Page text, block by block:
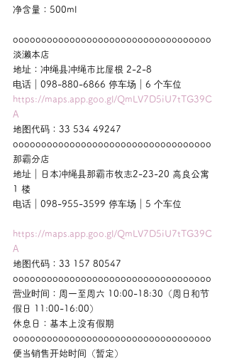
净含量：500ml
ooooooooooooooooooooooooooooooooooo
淡濑本店
地址：冲绳县冲绳市比屋根 2-2-8
电话｜098-880-6866 停车场｜6 个车位
https://maps.app.goo.gl/QmLV7D5iU7tTG39C
A
地图代码：33 534 49247
ooooooooooooooooooooooooooooooooooo
那霸分店
地址｜日本冲绳县那霸市牧志2-23-20 高良公寓
1 楼
电话｜098-955-3599 停车场｜5 个车位
https://maps.app.goo.gl/QmLV7D5iU7tTG39C
A
地图代码：33 157 80547
ooooooooooooooooooooooooooooooooooo
营业时间：周一至周六 10:00-18:30（周日和节
假日 11:00-16:00）
休息日：基本上没有假期
ooooooooooooooooooooooooooooooooooo
便当销售开始时间（暂定）